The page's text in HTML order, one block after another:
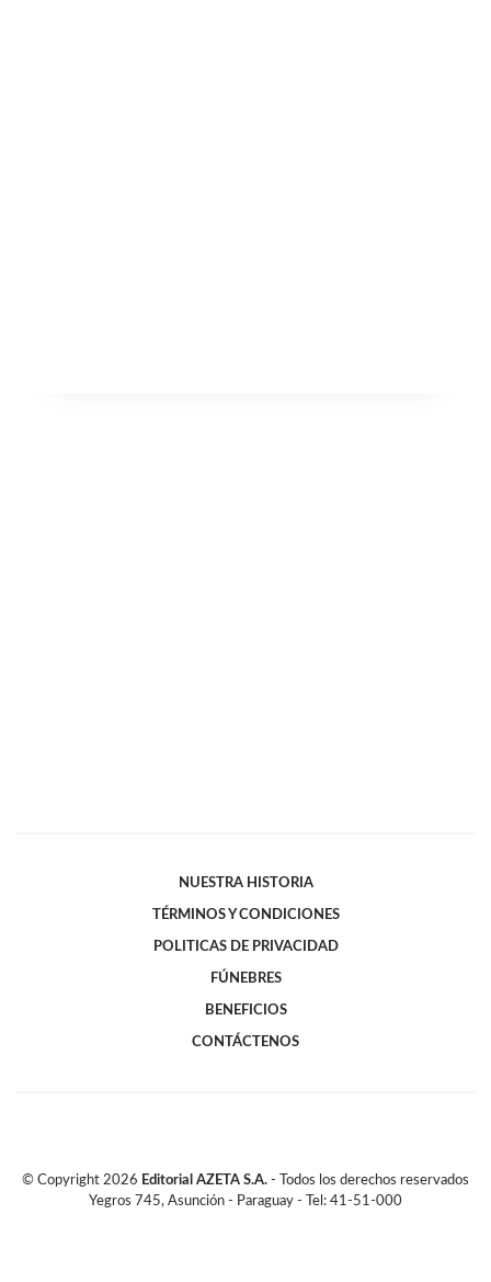
NUESTRA HISTORIA
TÉRMINOS Y CONDICIONES
POLITICAS DE PRIVACIDAD
FÚNEBRES
BENEFICIOS
CONTÁCTENOS
© Copyright 2026 Editorial AZETA S.A. - Todos los derechos reservados
Yegros 745, Asunción - Paraguay - Tel: 41-51-000